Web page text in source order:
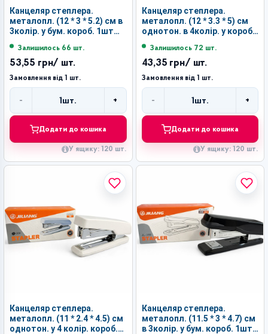
Канцеляр степлера.
металопл. (12 * 3 * 5.2) см в
3колір. у бум. короб. 1шт
Залишилось 66 шт.
53,55 грн/ шт.
Замовлення від 1 шт.
- 1 шт. +
Додати до кошика
У ящику: 120 шт.
Канцеляр степлера.
металопл. (12 * 3.3 * 5) см
однотон. в 4колір. у короб.
(120)
Залишилось 72 шт.
43,35 грн/ шт.
Замовлення від 1 шт.
- 1 шт. +
Додати до кошика
У ящику: 120 шт.
Канцеляр степлера.
металопл. (11 * 2.4 * 4.5) см
однотон. у 4 колір. короб.
Канцеляр степлера.
металопл. (11.5 * 3 * 4.7) см
в 3колір. у бум. короб. 1шт